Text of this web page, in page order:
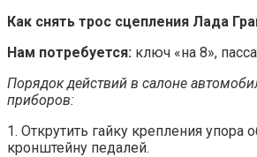
Как снять трос сцепления Лада
Нам потребуется: ключ «на 8»,
Порядок действий в салоне
приборов:
1. Открутить гайку крепления упора
кронштейну педалей.